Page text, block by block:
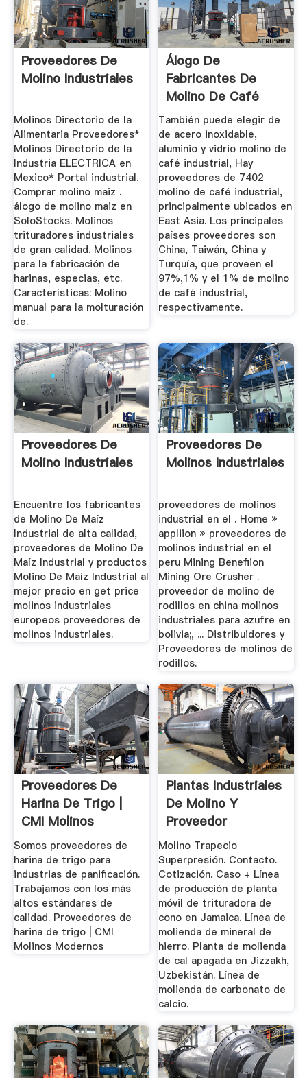
Proveedores De
Molino Industriales
Molinos Directorio de la
Alimentaria Proveedores*
Molinos Directorio de la
Industria ELECTRICA en
Mexico* Portal industrial.
Comprar molino maiz .
álogo de molino maiz en
SoloStocks. Molinos
trituradores industriales
de gran calidad. Molinos
para la fabricación de
harinas, especias, etc.
Características: Molino
manual para la molturación
de.
Álogo De
Fabricantes De
Molino De Café
Industrial De ...
También puede elegir de
de acero inoxidable,
aluminio y vidrio molino de
café industrial, Hay
proveedores de 7402
molino de café industrial,
principalmente ubicados en
East Asia. Los principales
países proveedores son
China, Taiwán, China y
Turquía, que proveen el
97%,1% y el 1% de molino
de café industrial,
respectivamente.
Proveedores De
Molino Industriales
Encuentre los fabricantes
de Molino De Maíz
Industrial de alta calidad,
proveedores de Molino De
Maíz Industrial y productos
Molino De Maíz Industrial al
mejor precio en get price
molinos industriales
europeos proveedores de
molinos industriales.
Proveedores De
Molinos Industriales
proveedores de molinos
industrial en el . Home »
appliion » proveedores de
molinos industrial en el
peru Mining Benefiion
Mining Ore Crusher .
proveedor de molino de
rodillos en china molinos
industriales para azufre en
bolivia;, ... Distribuidores y
Proveedores de molinos de
rodillos.
Proveedores De
Harina De Trigo |
CMI Molinos
Modernos
Somos proveedores de
harina de trigo para
industrias de panificación.
Trabajamos con los más
altos estándares de
calidad. Proveedores de
harina de trigo | CMI
Molinos Modernos
Plantas Industriales
De Molino Y
Proveedor
Molino Trapecio
Superpresión. Contacto.
Cotización. Caso + Línea
de producción de planta
móvil de trituradora de
cono en Jamaica. Línea de
molienda de mineral de
hierro. Planta de molienda
de cal apagada en Jizzakh,
Uzbekistán. Línea de
molienda de carbonato de
calcio.